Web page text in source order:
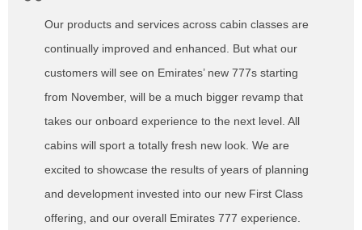
Our products and services across cabin classes are
continually improved and enhanced. But what our
customers will see on Emirates’ new 777s starting
from November, will be a much bigger revamp that
takes our onboard experience to the next level. All
cabins will sport a totally fresh new look. We are
excited to showcase the results of years of planning
and development invested into our new First Class
offering, and our overall Emirates 777 experience.